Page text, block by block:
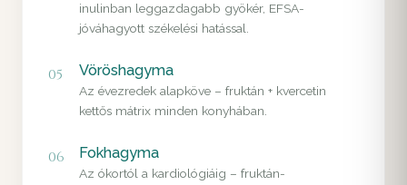
inulinban leggazdagabb gyökér, EFSA-
jóváhagyott székelési hatással.
05 Vöröshagyma
Az évezredek alapköve – fruktán + kvercetin
kettős mátrix minden konyhában.
06 Fokhagyma
Az ókortól a kardiológiáig – fruktán-